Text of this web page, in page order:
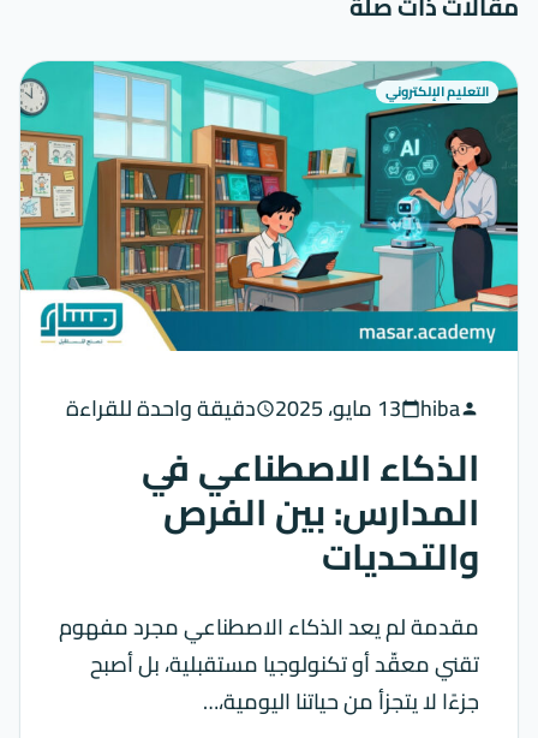
التعليم الإلكتروني
person
hiba
calendar_today13 مايو، 2025 scheduleدقيقة واحدة للقراءة
الذكاء الاصطناعي في
المدارس: بين الفرص
والتحديات
مقدمة لم يعد الذكاء الاصطناعي مجرد مفهوم
تقني معقّد أو تكنولوجيا مستقبلية، بل أصبح
جزءًا لا يتجزأ من حياتنا اليومية،…